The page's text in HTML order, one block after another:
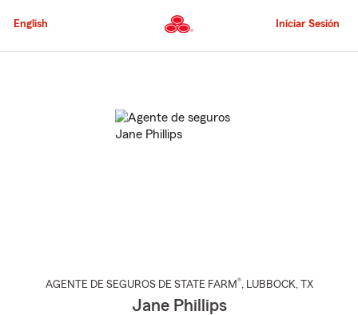
al
principal
English Iniciar Sesión
AGENTE DE SEGUROS DE STATE FARM®, LUBBOCK, TX
Jane Phillips